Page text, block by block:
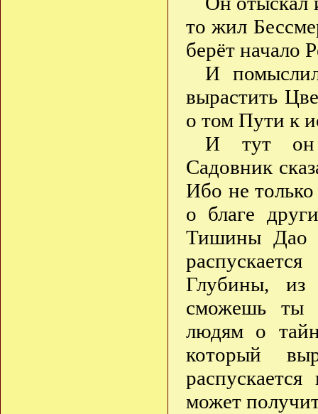
то жил
берёт начало
И
вырастить
о том Пути к
И тут он
Садовник
Ибо не
о благе
Тишины Дао
Глубины,
сможешь ты
людям о
который
может